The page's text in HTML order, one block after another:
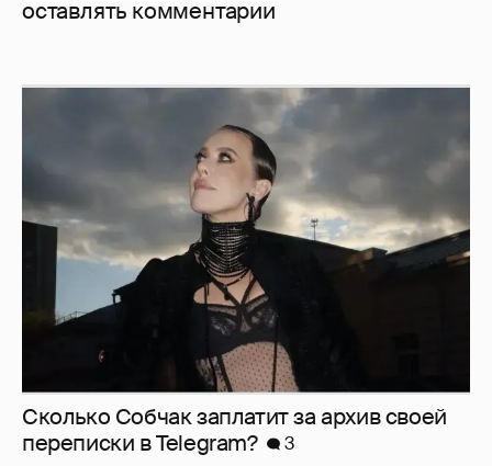
оставлять комментарии
Сколько Собчак заплатит за архив своей
перeписки в Telegram?
3